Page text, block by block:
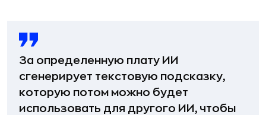
За определенную плату ИИ
сгенерирует текстовую подсказку,
которую потом можно будет
использовать для другого ИИ, чтобы